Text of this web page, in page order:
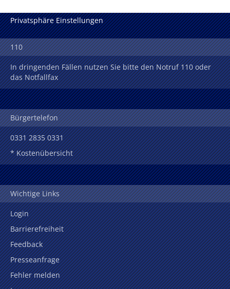
Privatsphäre Einstellungen
110
In dringenden Fällen nutzen Sie bitte den Notruf 110 oder
das Notfallfax
Bürgertelefon
0331 2835 0331
* Kostenübersicht
Wichtige Links
Login
Barrierefreiheit
Feedback
Presseanfrage
Fehler melden